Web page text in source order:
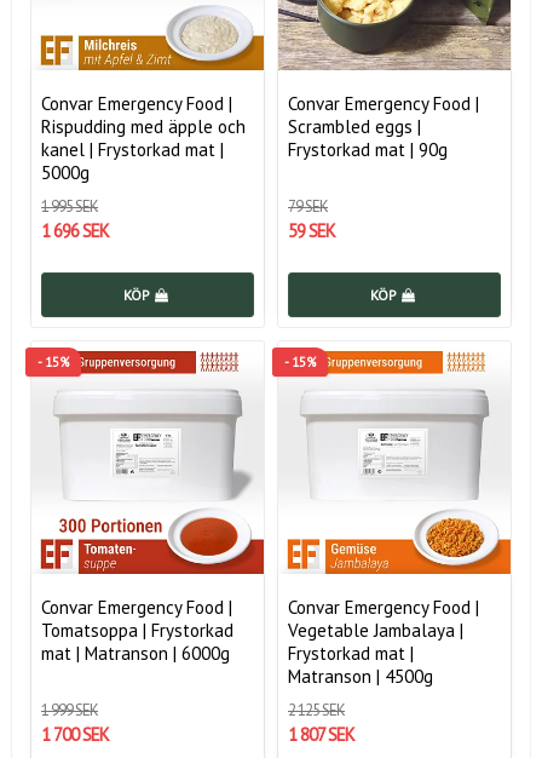
Convar Emergency Food |
Rispudding med äpple och
kanel | Frystorkad mat |
5000g
1 995 SEK
1 696 SEK
KÖP
Convar Emergency Food |
Scrambled eggs |
Frystorkad mat | 90g
79 SEK
59 SEK
KÖP
- 15%
Convar Emergency Food |
Tomatsoppa | Frystorkad
mat | Matranson | 6000g
1 999 SEK
1 700 SEK
- 15%
Convar Emergency Food |
Vegetable Jambalaya |
Frystorkad mat |
Matranson | 4500g
2 125 SEK
1 807 SEK